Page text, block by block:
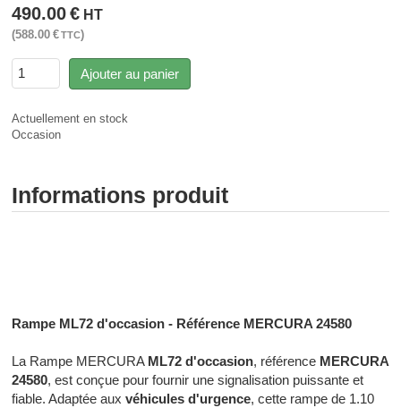
490.00 € HT
588.00 €TTC
Ajouter au panier
Actuellement en stock
Occasion
Informations produit
Rampe ML72 d'occasion - Référence MERCURA 24580
La Rampe MERCURA ML72 d'occasion, référence MERCURA
24580, est conçue pour fournir une signalisation puissante et
fiable. Adaptée auxvéhicules d'urgence, cette rampe de 1.10